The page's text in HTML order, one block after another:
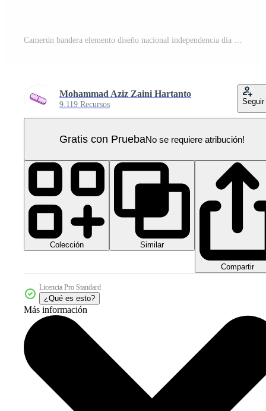
Camerún bandera elemento diseño nacional independencia día bandera cinta png PNG Pro
Mohammad Aziz Zaini Hartanto
9.119 Recursos Seguir
Gratis con PruebaNo se requiere atribución!
Colección Similar
Compartir
Licencia Pro Standard
¿Qué es esto?
Más información